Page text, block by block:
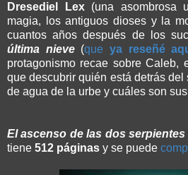
Dresediel Lex(una asombrosa
magia, los antiguos dioses y la
cuantos años después de los
última nieve (queya reseñé
protagonismo recae sobre Caleb,
que descubrir quién está detrás
de agua de la urbe y cuáles son
El ascenso de las dos serpientes
tiene 512 páginas y se puede